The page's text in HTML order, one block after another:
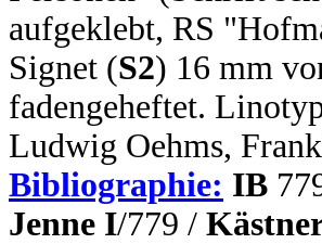
aufgeklebt, RS
Signet (S2) 16 mm
fadengeheftet.
Ludwig Oehms,
Bibliographie: IB
Jenne I/779 /